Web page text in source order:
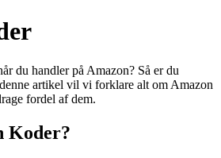
du handler på Amazon? Så er du
artikel vil vi forklare alt om Amazon
fordel af dem.
Koder?